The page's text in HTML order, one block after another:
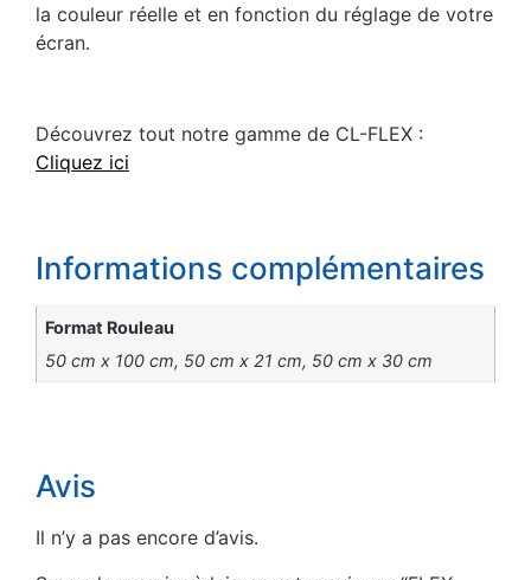
la couleur réelle et en fonction du réglage de votre
écran.
Découvrez tout notre gamme de CL-FLEX :
Cliquez ici
Informations complémentaires
Format Rouleau
50 cm x 100 cm, 50 cm x 21 cm, 50 cm x 30 cm
Avis
Il n’y a pas encore d’avis.